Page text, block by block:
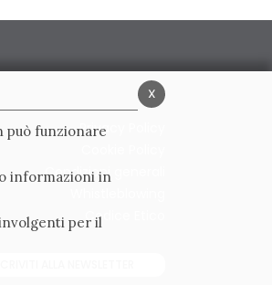
Privacy Policy
Condizioni generali
Codice Etico
x
può funzionare
informazioni in
per il